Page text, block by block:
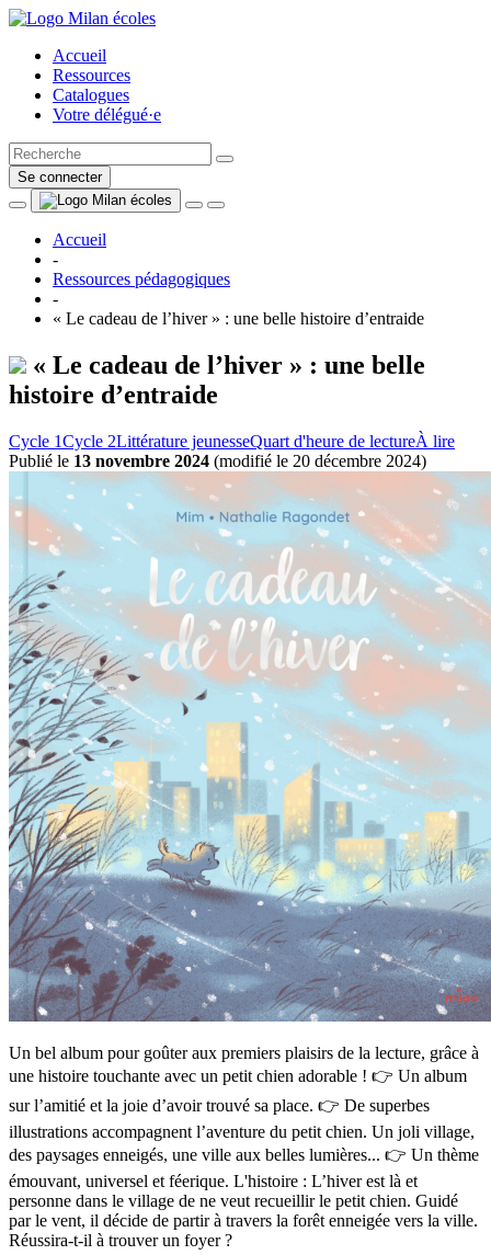
Accueil
Ressources
Catalogues
Votre délégué·e
Se connecter
Accueil
-
Ressources pédagogiques
-
« Le cadeau de l’hiver » : une belle histoire d’entraide
« Le cadeau de l’hiver » : une belle
histoire d’entraide
Cycle 1Cycle 2Littérature jeunesseQuart d'heure de lectureÀ lire
Publié le 13 novembre 2024 (modifié le 20 décembre 2024)
Un bel album pour goûter aux premiers plaisirs de la lecture, grâce à
une histoire touchante avec un petit chien adorable ! 👉 Un album
sur l’amitié et la joie d’avoir trouvé sa place. 👉 De superbes
illustrations accompagnent l’aventure du petit chien. Un joli village,
des paysages enneigés, une ville aux belles lumières... 👉 Un thème
émouvant, universel et féerique. L'histoire : L’hiver est là et
personne dans le village de ne veut recueillir le petit chien. Guidé
par le vent, il décide de partir à travers la forêt enneigée vers la ville.
Réussira-t-il à trouver un foyer ?